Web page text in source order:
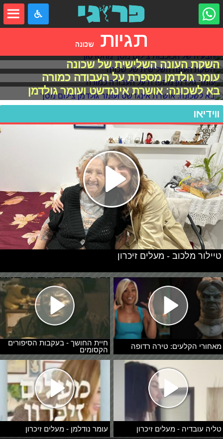
תגיות שכונה
הבעיה של הכוכבות
השקת העונה השלישית של שכונה
עומר גולדמן מספרת על העבודה כמורה
בא לשכונה: אושרת אינגדשט ועומר גולדמן
ווידיאו
מאחורי הקלעים: טירה רדופה
חיית החושך - בעקבות הסיפורים
הקסומים
טליה עובדיה - מעלים זיכרון עומר נודלמן - מעלים זיכרון
טיילור מלכוב - מעלים זיכרון